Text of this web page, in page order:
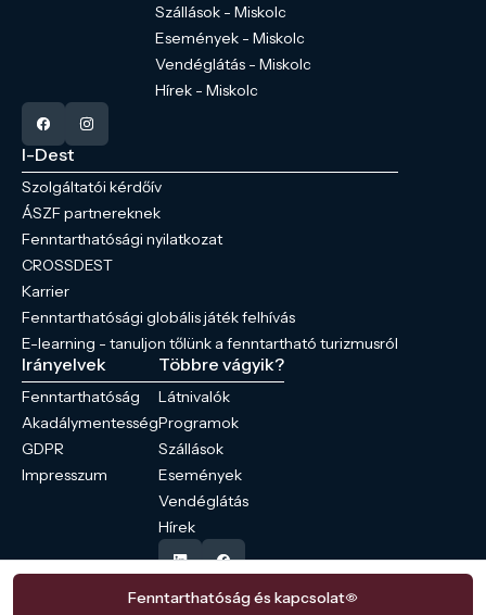
Fenntarthatóság és kapcsolat
Szállások - Miskolc
Események - Miskolc
Vendéglátás - Miskolc
Hírek - Miskolc
I-Dest
Szolgáltatói kérdőív
ÁSZF partnereknek
Fenntarthatósági nyilatkozat
CROSSDEST
Karrier
Fenntarthatósági globális játék felhívás
E-learning - tanuljon tőlünk a fenntartható turizmusról
Irányelvek
Fenntarthatóság
Akadálymentesség
GDPR
Impresszum
Többre vágyik?
Látnivalók
Programok
Szállások
Események
Vendéglátás
Hírek